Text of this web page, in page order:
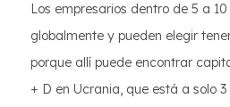
Los empresarios dentro de 5 a
globalmente y pueden elegir
porque allí puede encontrar
+ D en Ucrania, que está a solo